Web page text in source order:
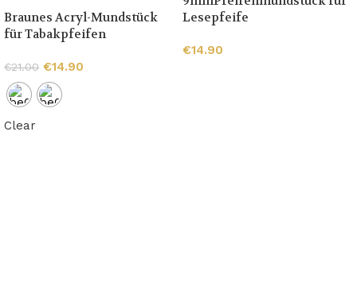
Braunes Acryl-Mundstück
für Tabakpfeifen
€21.00 €14.90
Clear
Lesepfeife
€14.90